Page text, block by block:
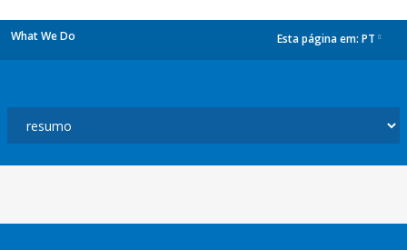
What We Do Esta página em: PT